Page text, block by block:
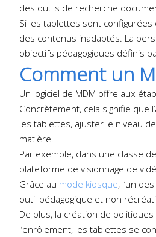
des outils de recherche
Si les tablettes sont
des contenus inadaptés. La
objectifs pédagogiques définis
Comment un
Un logiciel de MDM offre aux
Concrètement, cela signifie que
les tablettes, ajuster le niveau
matière.
Par exemple, dans une classe
plateforme de visionnage de
Grâce au mode kiosque, l’un
outil pédagogique et non
De plus, la création de
l’enrôlement, les tablettes se